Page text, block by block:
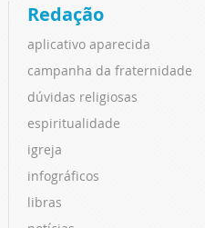
Redação
aplicativo aparecida
campanha da fraternidade
dúvidas religiosas
espiritualidade
igreja
infográficos
libras